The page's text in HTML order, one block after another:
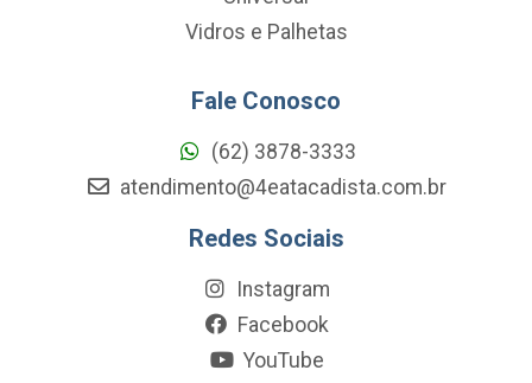
Vidros e Palhetas
Fale Conosco
(62) 3878-3333
atendimento@4eatacadista.com.br
Redes Sociais
Instagram
Facebook
YouTube